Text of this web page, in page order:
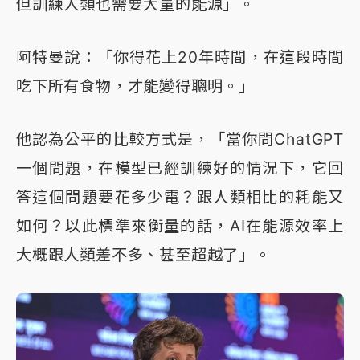
但訓練人類也需要大量的能源」。
阿特曼說：「你得花上20年時間，在這段時間
吃下所有食物，才能變得聰明。」
他認為公平的比較方式是，「當你問ChatGPT
一個問題，在模型已經訓練好的情況下，它回
答這個問題要花多少電？跟人類相比的耗能又
如何？以此標準來衡量的話，AI在能源效率上
大概跟人類差不多、甚至超越了」。